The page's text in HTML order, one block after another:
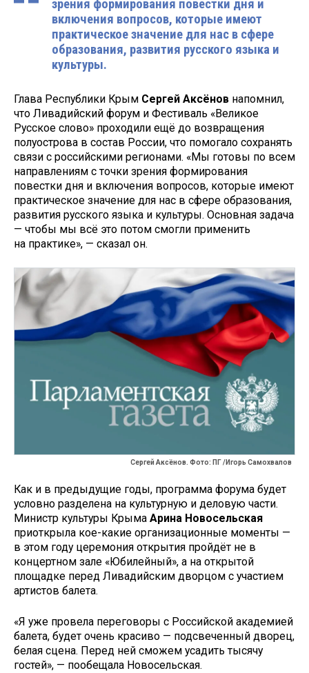
зрения формирования повестки дня и
включения вопросов, которые имеют
практическое значение для нас в сфере
образования, развития русского языка и
культуры.
Глава Республики Крым Сергей Аксёнов напомнил,
что Ливадийский форум и Фестиваль «Великое
Русское слово» проходили ещё до возвращения
полуострова в состав России, что помогало сохранять
связи с российскими регионами. «Мы готовы по всем
направлениям с точки зрения формирования
повестки дня и включения вопросов, которые имеют
практическое значение для нас в сфере образования,
развития русского языка и культуры. Основная задача
— чтобы мы всё это потом смогли применить
на практике», — сказал он.
Сергей Аксёнов. Фото: ПГ /Игорь Самохвалов
Как и в предыдущие годы, программа форума будет
условно разделена на культурную и деловую части.
Министр культуры Крыма Арина Новосельская
приоткрыла кое-какие организационные моменты —
в этом году церемония открытия пройдёт не в
концертном зале «Юбилейный», а на открытой
площадке перед Ливадийским дворцом с участием
артистов балета.
«Я уже провела переговоры с Российской академией
балета, будет очень красиво — подсвеченный дворец,
белая сцена. Перед ней сможем усадить тысячу
гостей», — пообещала Новосельская.